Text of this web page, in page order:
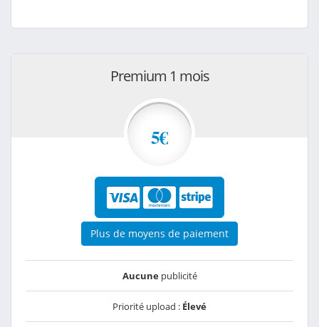
Premium 1 mois
5€
Plus de moyens de paiement
Aucunepublicité
Priorité upload : Élevé